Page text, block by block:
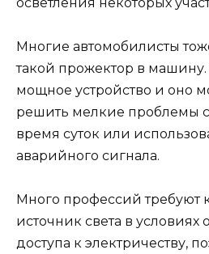
Многие автомобилисты
такой прожектор в машину.
мощное устройство и оно
решить мелкие проблемы
время суток или
аварийного сигнала.
Много профессий требуют
источник света в условиях
доступа к электричеству,